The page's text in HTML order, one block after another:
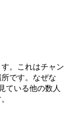
。これはチャン
です。なぜな
ている他の数人